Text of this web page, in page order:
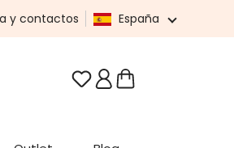
y contactos España
Tienes 0 artículos en